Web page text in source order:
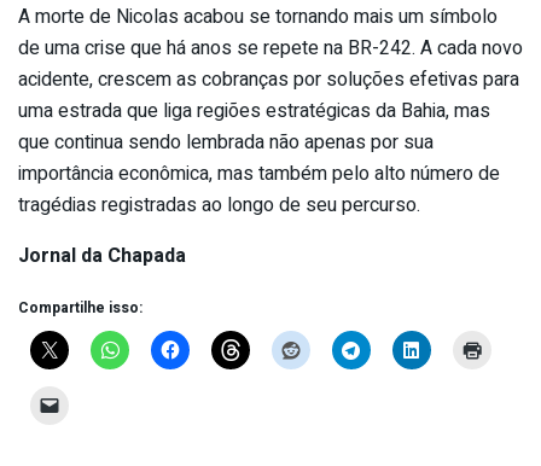
A morte de Nicolas acabou se tornando mais um símbolo
de uma crise que há anos se repete na BR-242. A cada novo
acidente, crescem as cobranças por soluções efetivas para
uma estrada que liga regiões estratégicas da Bahia, mas
que continua sendo lembrada não apenas por sua
importância econômica, mas também pelo alto número de
tragédias registradas ao longo de seu percurso.
Jornal da Chapada
Compartilhe isso: